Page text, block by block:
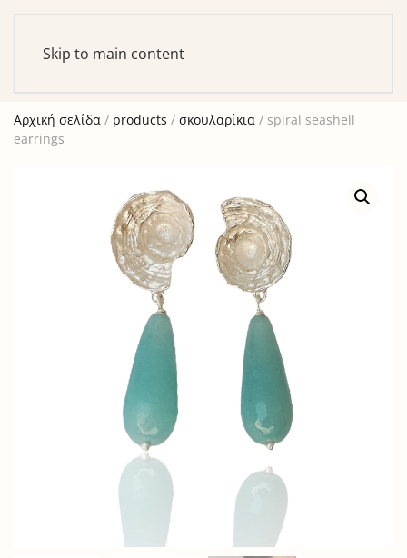
ελέγχου — καμία παραγγελία δε θα ολοκληρωθεί.
Skip to main content
Αρχική σελίδα / products / σκουλαρίκια / spiral seashell
earrings